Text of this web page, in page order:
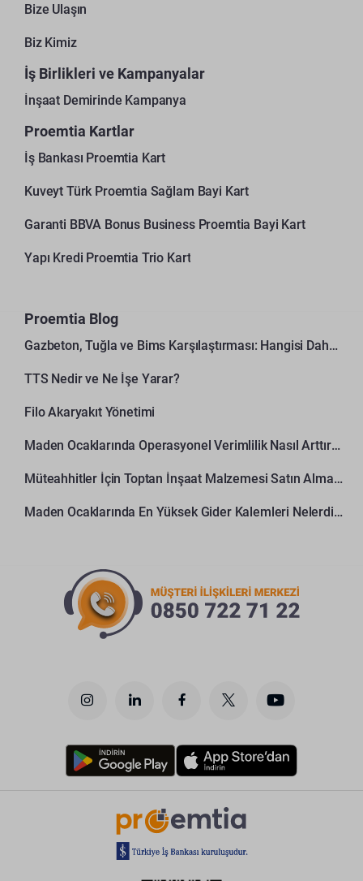
Bize Ulaşın
Biz Kimiz
İş Birlikleri ve Kampanyalar
İnşaat Demirinde Kampanya
Proemtia Kartlar
İş Bankası Proemtia Kart
Kuveyt Türk Proemtia Sağlam Bayi Kart
Garanti BBVA Bonus Business Proemtia Bayi Kart
Yapı Kredi Proemtia Trio Kart
Proemtia Blog
Gazbeton, Tuğla ve Bims Karşılaştırması: Hangisi Daha Avantajlı?
TTS Nedir ve Ne İşe Yarar?
Filo Akaryakıt Yönetimi
Maden Ocaklarında Operasyonel Verimlilik Nasıl Arttırılır?
Müteahhitler İçin Toptan İnşaat Malzemesi Satın Alma Rehberi
Maden Ocaklarında En Yüksek Gider Kalemleri Nelerdir?